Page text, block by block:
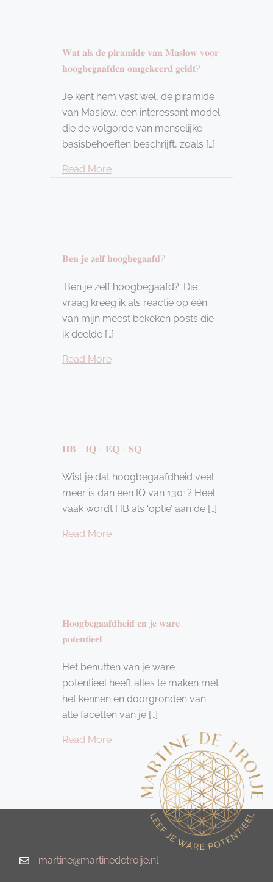
𝐖𝐚𝐭 𝐚𝐥𝐬 𝐝𝐞 𝐩𝐢𝐫𝐚𝐦𝐢𝐝𝐞 𝐯𝐚𝐧 𝐌𝐚𝐬𝐥𝐨𝐰 𝐯𝐨𝐨𝐫
𝐡𝐨𝐨𝐠𝐛𝐞𝐠𝐚𝐚𝐟𝐝𝐞𝐧 𝐨𝐦𝐠𝐞𝐤𝐞𝐞𝐫𝐝 𝐠𝐞𝐥𝐝𝐭?
Je kent hem vast wel, de piramide
van Maslow, een interessant model
die de volgorde van menselijke
basisbehoeften beschrijft, zoals […]
Read Moreabout 𝐖𝐚𝐭 𝐚𝐥𝐬 𝐝𝐞 𝐩𝐢𝐫𝐚𝐦𝐢𝐝𝐞 𝐯𝐚𝐧
𝐁𝐞𝐧 𝐣𝐞 𝐳𝐞𝐥𝐟 𝐡𝐨𝐨𝐠𝐛𝐞𝐠𝐚𝐚𝐟𝐝?
‘Ben je zelf hoogbegaafd?’ Die
vraag kreeg ik als reactie op één
van mijn meest bekeken posts die
ik deelde […]
Read Moreabout 𝐁𝐞𝐧 𝐣𝐞 𝐳𝐞𝐥𝐟 𝐡𝐨𝐨𝐠𝐛𝐞𝐠𝐚𝐚𝐟𝐝?
𝐇𝐁 = 𝐈𝐐 + 𝐄𝐐 + 𝐒𝐐
Wist je dat hoogbegaafdheid veel
meer is dan een IQ van 130+? Heel
vaak wordt HB als ‘optie’ aan de […]
Read Moreabout 𝐇𝐁 = 𝐈𝐐 + 𝐄𝐐 + 𝐒𝐐
𝐇𝐨𝐨𝐠𝐛𝐞𝐠𝐚𝐚𝐟𝐝𝐡𝐞𝐢𝐝 𝐞𝐧 𝐣𝐞 𝐰𝐚𝐫𝐞
𝐩𝐨𝐭𝐞𝐧𝐭𝐢𝐞𝐞𝐥
Het benutten van je ware
potentieel heeft alles te maken met
het kennen en doorgronden van
alle facetten van je […]
Read Moreabout 𝐇𝐨𝐨𝐠𝐛𝐞𝐠𝐚𝐚𝐟𝐝𝐡𝐞𝐢𝐝 𝐞𝐧 𝐣𝐞 𝐰𝐚𝐫𝐞
martine@martinedetroije.nl